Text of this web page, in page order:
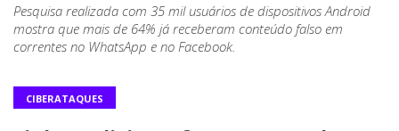
Pesquisa realizada com 35 mil usuários de dispositivos Android
mostra que mais de 64% já receberam conteúdo falso em
correntes no WhatsApp e no Facebook.
CIBERATAQUES